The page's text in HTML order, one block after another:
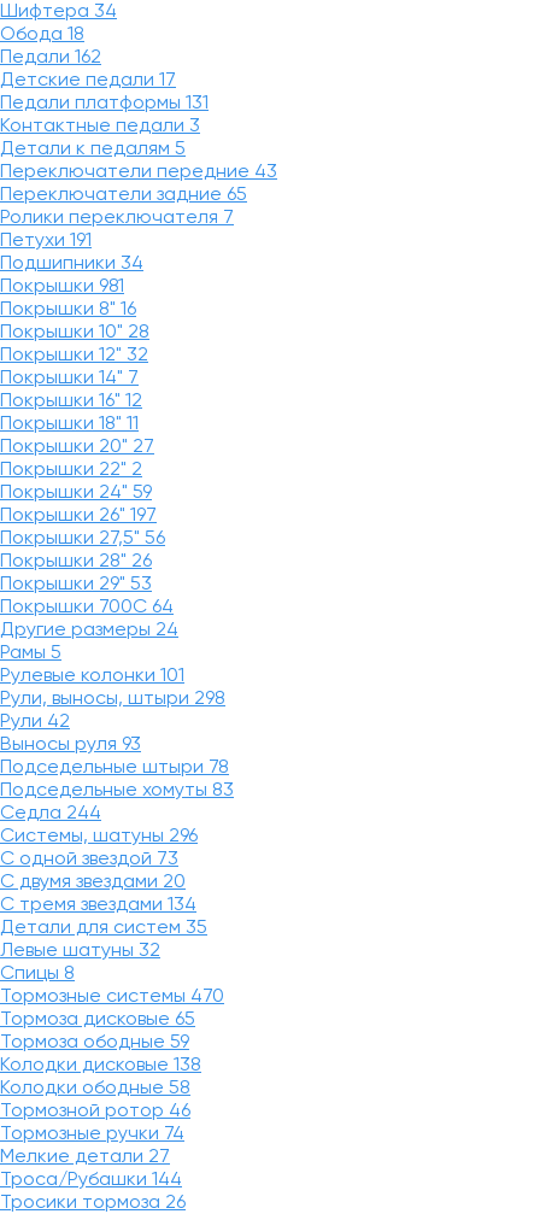
Шифтера 34
Обода 18
Педали 162
Детские педали 17
Педали платформы 131
Контактные педали 3
Детали к педалям 5
Переключатели передние 43
Переключатели задние 65
Ролики переключателя 7
Петухи 191
Подшипники 34
Покрышки 981
Покрышки 8" 16
Покрышки 10" 28
Покрышки 12" 32
Покрышки 14" 7
Покрышки 16" 12
Покрышки 18" 11
Покрышки 20" 27
Покрышки 22" 2
Покрышки 24" 59
Покрышки 26" 197
Покрышки 27,5" 56
Покрышки 28" 26
Покрышки 29" 53
Покрышки 700C 64
Другие размеры 24
Рамы 5
Рулевые колонки 101
Рули, выносы, штыри 298
Рули 42
Выносы руля 93
Подседельные штыри 78
Подседельные хомуты 83
Седла 244
Системы, шатуны 296
С одной звездой 73
С двумя звездами 20
С тремя звездами 134
Детали для систем 35
Левые шатуны 32
Спицы 8
Тормозные системы 470
Тормоза дисковые 65
Тормоза ободные 59
Колодки дисковые 138
Колодки ободные 58
Тормозной ротор 46
Тормозные ручки 74
Мелкие детали 27
Троса/Рубашки 144
Тросики тормоза 26